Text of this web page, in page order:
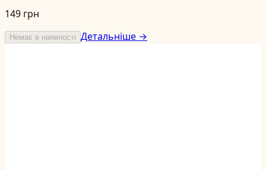
149 грн
Немає в наявності Детальніше →